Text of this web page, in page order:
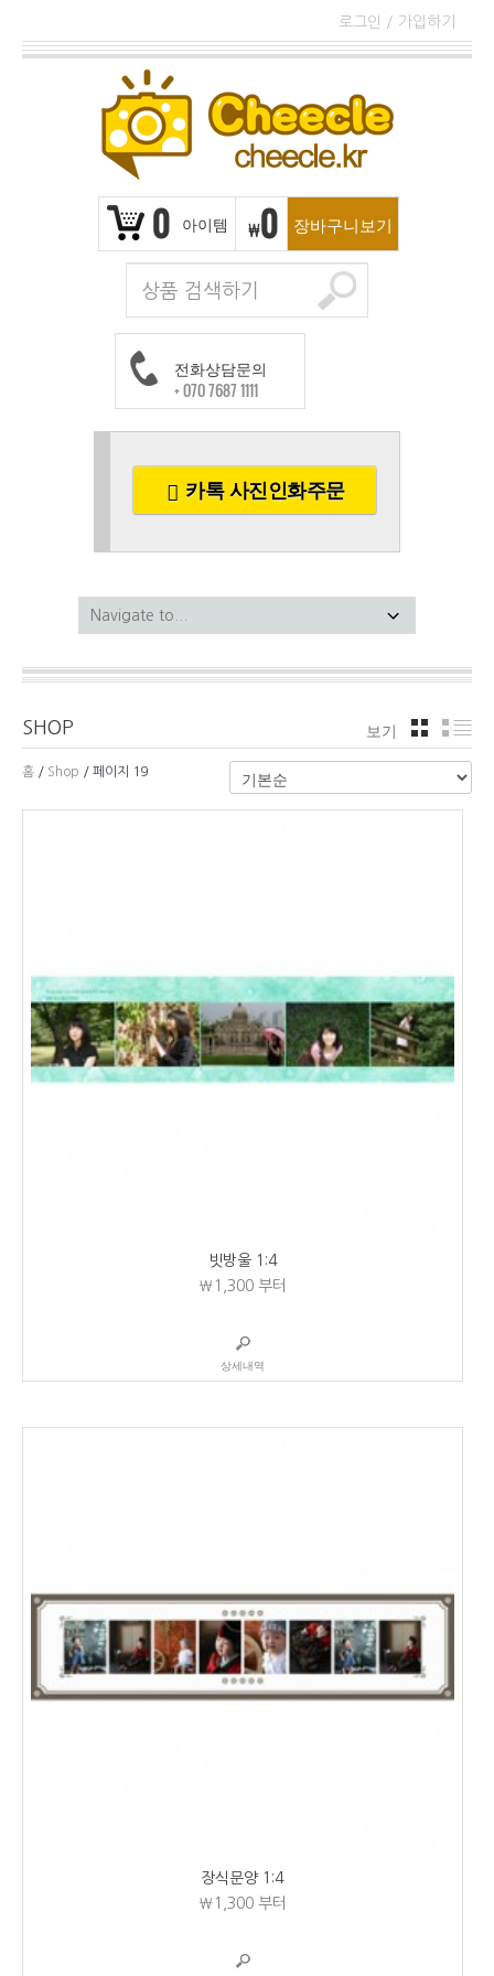
로그인 / 가입하기
0 아이템 ₩0 장바구니보기
전화상담문의
+ 070 7687 1111
카톡 사진인화주문
SHOP 보기 격자
홈 / Shop / 페이지 19
빗방울 1:4
₩1,300부터
상세내역
장식문양 1:4
₩1,300부터